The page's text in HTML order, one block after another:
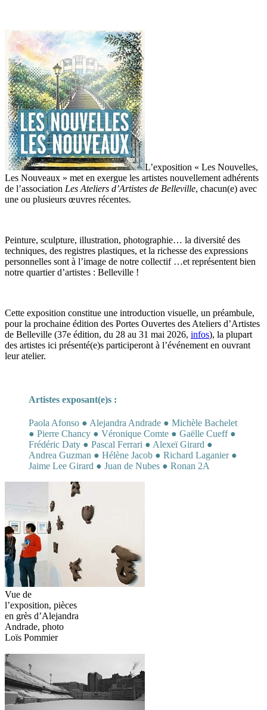
L’exposition « Les Nouvelles,
Les Nouveaux » met en exergue les artistes nouvellement adhérents
de l’association Les Ateliers d’Artistes de Belleville, chacun(e) avec
une ou plusieurs œuvres récentes.
Peinture, sculpture, illustration, photographie… la diversité des
techniques, des registres plastiques, et la richesse des expressions
personnelles sont à l’image de notre collectif …et représentent bien
notre quartier d’artistes : Belleville !
Cette exposition constitue une introduction visuelle, un préambule,
pour la prochaine édition des Portes Ouvertes des Ateliers d’Artistes
de Belleville (37e édition, du 28 au 31 mai 2026, infos), la plupart
des artistes ici présenté(e)s participeront à l’événement en ouvrant
leur atelier.
Artistes exposant(e)s :
Paola Afonso ● Alejandra Andrade ● Michèle Bachelet
● Pierre Chancy ● Véronique Comte ● Gaëlle Cueff ●
Frédéric Daty ● Pascal Ferrari ● Alexeï Girard ●
Andrea Guzman ● Hélène Jacob ● Richard Laganier ●
Jaime Lee Girard ● Juan de Nubes ● Ronan 2A
Vue de
l’exposition, pièces
en grès d’Alejandra
Andrade, photo
Loïs Pommier